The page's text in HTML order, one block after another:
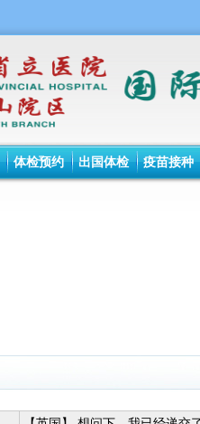
体检预约 出国体检 疫苗接种